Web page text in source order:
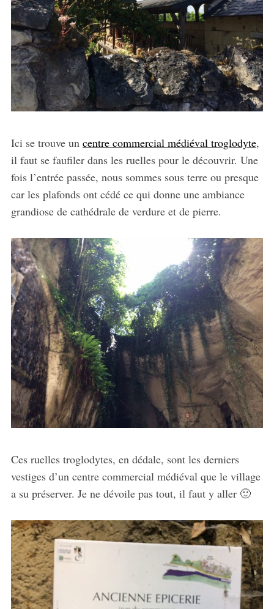
Ici se trouve un centre commercial médiéval troglodyte,
il faut se faufiler dans les ruelles pour le découvrir. Une
fois l’entrée passée, nous sommes sous terre ou presque
car les plafonds ont cédé ce qui donne une ambiance
grandiose de cathédrale de verdure et de pierre.
Ces ruelles troglodytes, en dédale, sont les derniers
vestiges d’un centre commercial médiéval que le village
a su préserver. Je ne dévoile pas tout, il faut y aller 🙂